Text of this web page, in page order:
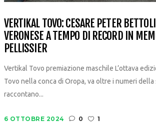
VERTIKAL TOVO: CESARE PETER
VERONESE A TEMPO DI RECORD IN
PELLISSIER
Vertikal Tovo premiazione maschile L’ottava
Tovo nella conca di Oropa, va oltre i numeri
raccontano...
6 OTTOBRE 2024 0 1